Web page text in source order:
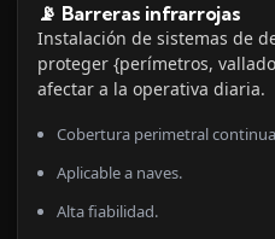
📡 Barreras infrarrojas
Instalación de sistemas de
proteger {perímetros,
afectar a la operativa diaria.
Cobertura perimetral
Aplicable a naves.
Alta fiabilidad.